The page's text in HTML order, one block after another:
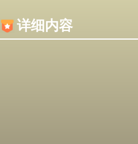
详细内容